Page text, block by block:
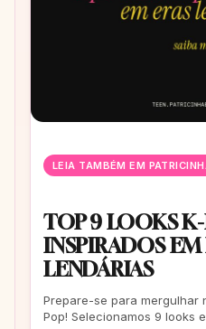
LEIA TAMBÉM EM
TOP 9 LOOKS
INSPIRADOS EM
LENDÁRIAS
Prepare-se para mergulhar
Pop! Selecionamos 9 looks